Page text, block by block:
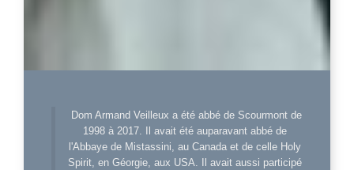
Dom Armand Veilleux a été abbé de Scourmont de
1998 à 2017. Il avait été auparavant abbé de
l'Abbaye de Mistassini, au Canada et de celle Holy
Spirit, en Géorgie, aux USA. Il avait aussi participé